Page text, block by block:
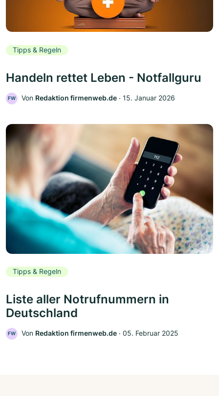
Tipps & Regeln
Handeln rettet Leben - Notfallguru
FW Von Redaktion firmenweb.de ‧ 15. Januar 2026
Tipps & Regeln
Liste aller Notrufnummern in
Deutschland
FW Von Redaktion firmenweb.de ‧ 05. Februar 2025